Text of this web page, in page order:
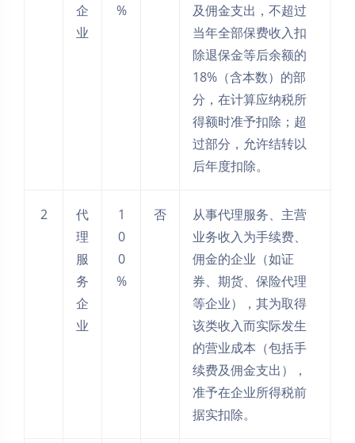
企
业
%
及佣金支出，不超过
当年全部保费收入扣
除退保金等后余额的
18%（含本数）的部
分，在计算应纳税所
得额时准予扣除；超
过部分，允许结转以
后年度扣除。
2
代
理
服
务
企
业
1
0
0
%
否
从事代理服务、主营
业务收入为手续费、
佣金的企业（如证
券、期货、保险代理
等企业），其为取得
该类收入而实际发生
的营业成本（包括手
续费及佣金支出），
准予在企业所得税前
据实扣除。